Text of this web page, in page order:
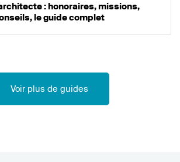
: honoraires, missions,
le guide complet
Voir plus de guides